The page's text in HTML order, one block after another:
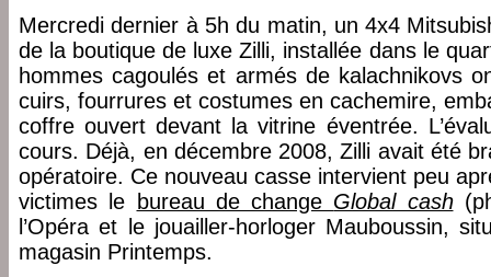
Mercredi dernier à 5h du matin, un 4x4
de la boutique de luxe Zilli, installée dans le
hommes cagoulés et armés de kalachnikovs
cuirs, fourrures et costumes en cachemire,
coffre ouvert devant la vitrine éventrée.
cours. Déjà, en décembre 2008, Zilli avait été
opératoire. Ce nouveau casse intervient peu
victimes le
bureau de change Global cash
l’Opéra et le jouailler-horloger Mauboussin,
magasin Printemps.